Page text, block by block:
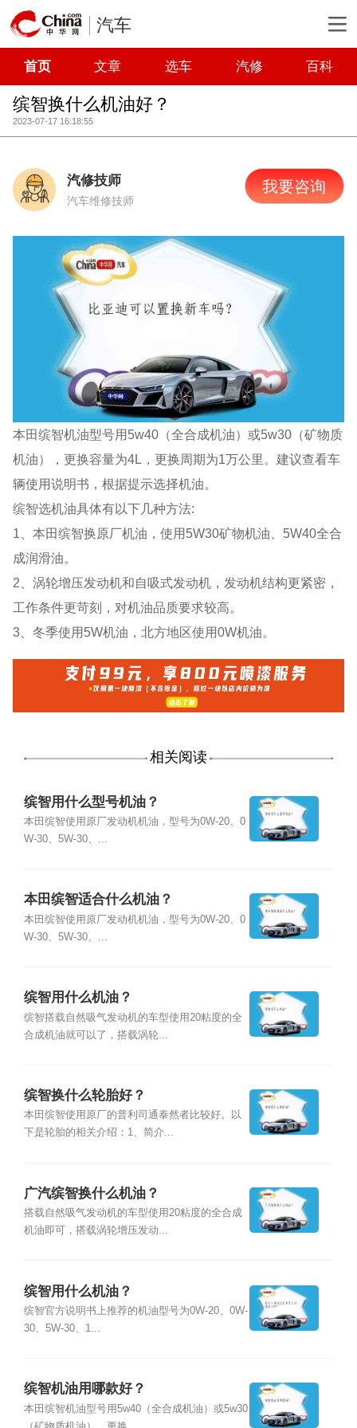
汽车
首页 文章 选车 汽修 百科
缤智换什么机油好？
2023-07-17 16:18:55
汽修技师
汽车维修技师
我要咨询
本田缤智机油型号用5w40（全合成机油）或5w30（矿物质
机油），更换容量为4L，更换周期为1万公里。建议查看车
辆使用说明书，根据提示选择机油。
缤智选机油具体有以下几种方法:
1、本田缤智换原厂机油，使用5W30矿物机油、5W40全合
成润滑油。
2、涡轮增压发动机和自吸式发动机，发动机结构更紧密，
工作条件更苛刻，对机油品质要求较高。
3、冬季使用5W机油，北方地区使用0W机油。
相关阅读
缤智用什么型号机油？
本田缤智使用原厂发动机机油，型号为0W-20、0
W-30、5W-30、...
本田缤智适合什么机油？
本田缤智使用原厂发动机机油，型号为0W-20、0
W-30、5W-30、...
缤智用什么机油？
缤智搭载自然吸气发动机的车型使用20粘度的全
合成机油就可以了，搭载涡轮...
缤智换什么轮胎好？
本田缤智使用原厂的普利司通泰然者比较好。以
下是轮胎的相关介绍：1、简介...
广汽缤智换什么机油？
搭载自然吸气发动机的车型使用20粘度的全合成
机油即可，搭载涡轮增压发动...
缤智用什么机油？
缤智官方说明书上推荐的机油型号为0W-20、0W-
30、5W-30、1...
缤智机油用哪款好？
本田缤智机油型号用5w40（全合成机油）或5w30